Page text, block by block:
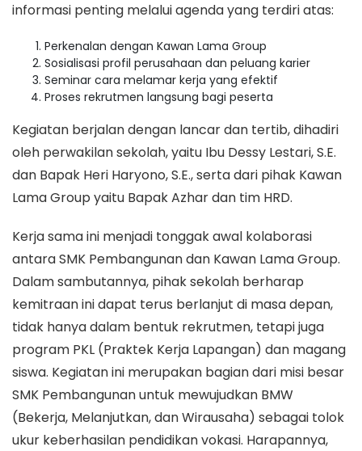
informasi penting melalui agenda yang terdiri atas:
Perkenalan dengan Kawan Lama Group
Sosialisasi profil perusahaan dan peluang karier
Seminar cara melamar kerja yang efektif
Proses rekrutmen langsung bagi peserta
Kegiatan berjalan dengan lancar dan tertib, dihadiri
oleh perwakilan sekolah, yaitu Ibu Dessy Lestari, S.E.
dan Bapak Heri Haryono, S.E., serta dari pihak Kawan
Lama Group yaitu Bapak Azhar dan tim HRD.
Kerja sama ini menjadi tonggak awal kolaborasi
antara SMK Pembangunan dan Kawan Lama Group.
Dalam sambutannya, pihak sekolah berharap
kemitraan ini dapat terus berlanjut di masa depan,
tidak hanya dalam bentuk rekrutmen, tetapi juga
program PKL (Praktek Kerja Lapangan) dan magang
siswa. Kegiatan ini merupakan bagian dari misi besar
SMK Pembangunan untuk mewujudkan BMW
(Bekerja, Melanjutkan, dan Wirausaha) sebagai tolok
ukur keberhasilan pendidikan vokasi. Harapannya,